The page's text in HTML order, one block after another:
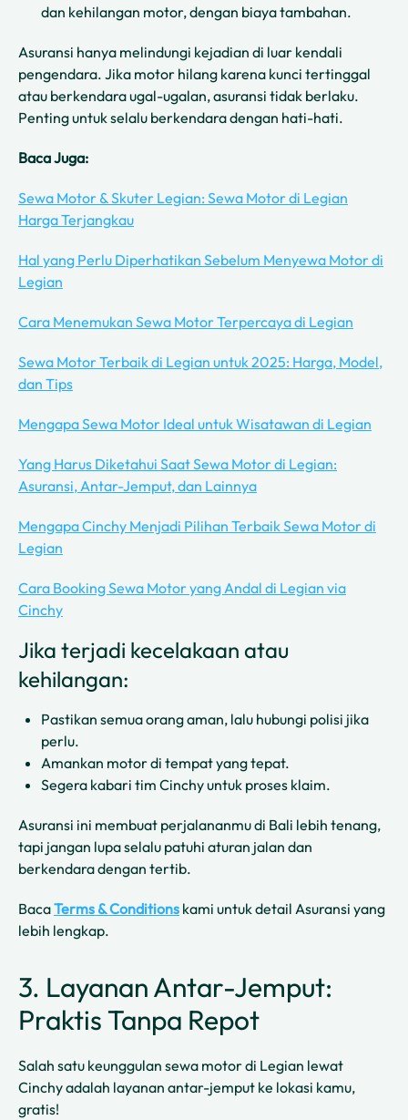
dan kehilangan motor, dengan biaya tambahan.
Asuransi hanya melindungi kejadian di luar kendali
pengendara. Jika motor hilang karena kunci tertinggal
atau berkendara ugal-ugalan, asuransi tidak berlaku.
Penting untuk selalu berkendara dengan hati-hati.
Baca Juga:
Sewa Motor & Skuter Legian: Sewa Motor di Legian
Harga Terjangkau
Hal yang Perlu Diperhatikan Sebelum Menyewa Motor di
Legian
Cara Menemukan Sewa Motor Terpercaya di Legian
Sewa Motor Terbaik di Legian untuk 2025: Harga, Model,
dan Tips
Mengapa Sewa Motor Ideal untuk Wisatawan di Legian
Yang Harus Diketahui Saat Sewa Motor di Legian:
Asuransi, Antar-Jemput, dan Lainnya
Mengapa Cinchy Menjadi Pilihan Terbaik Sewa Motor di
Legian
Cara Booking Sewa Motor yang Andal di Legian via
Cinchy
Jika terjadi kecelakaan atau
kehilangan:
Pastikan semua orang aman, lalu hubungi polisi jika
perlu.
Amankan motor di tempat yang tepat.
Segera kabari tim Cinchy untuk proses klaim.
Asuransi ini membuat perjalananmu di Bali lebih tenang,
tapi jangan lupa selalu patuhi aturan jalan dan
berkendara dengan tertib.
BacaTerms & Conditions kami untuk detail Asuransi yang
lebih lengkap.
3. Layanan Antar-Jemput:
Praktis Tanpa Repot
Salah satu keunggulan sewa motor di Legian lewat
Cinchy adalah layanan antar-jemput ke lokasi kamu,
gratis!